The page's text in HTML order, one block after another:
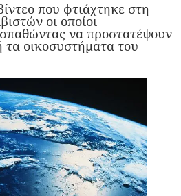
που φτιάχτηκε στη
οι οποίοι
να προστατέψουν
οικοσυστήματα του